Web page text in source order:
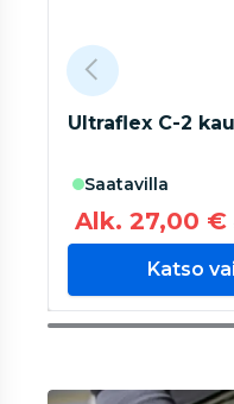
Ultraflex C-2
saatavilla
Alk. 27,00 €
Katso